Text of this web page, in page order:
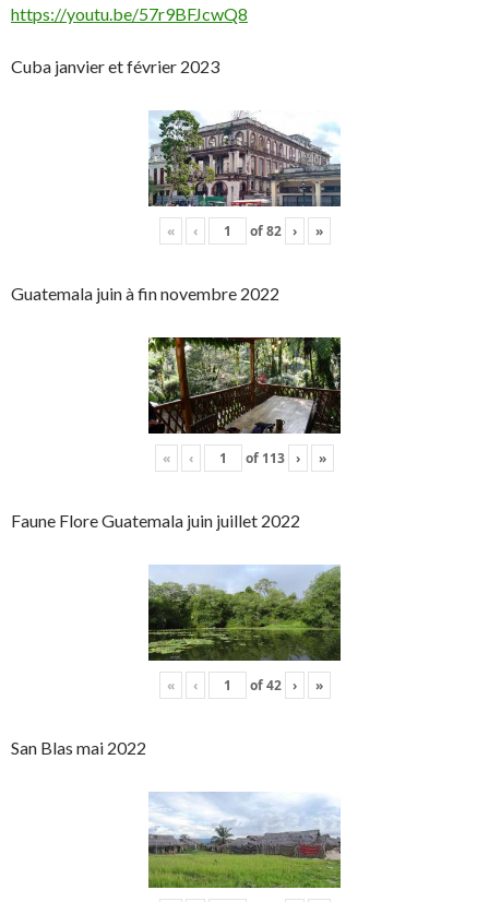
https://youtu.be/57r9BFJcwQ8
Cuba janvier et février 2023
« ‹ of82 › »
Guatemala juin à fin novembre 2022
« ‹ of 113 › »
Faune Flore Guatemala juin juillet 2022
« ‹ of42 › »
San Blas mai 2022